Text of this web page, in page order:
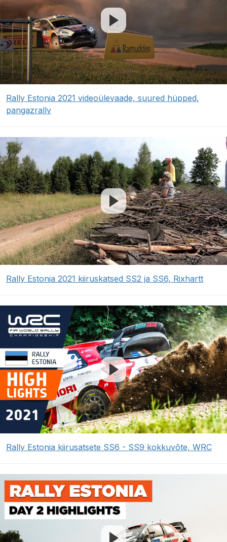
Rally Estonia 2021 videoülevaade, suured hüpped,
pangazrally
Rally Estonia 2021 kiiruskatsed SS2 ja SS6, Rixhartt
Rally Estonia kiirusatsete SS6 - SS9 kokkuvõte, WRC